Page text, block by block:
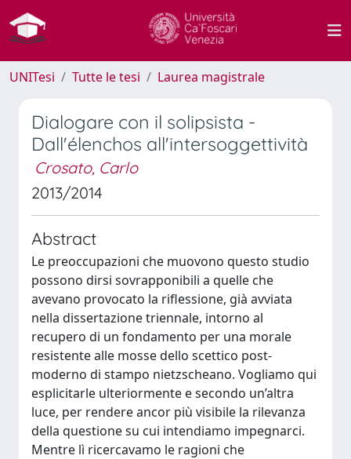
UNITesi Tutte le tesi Laurea magistrale
Dialogare con il solipsista -
Dall'élenchos all'intersoggettività
Crosato, Carlo
2013/2014
Abstract
Le preoccupazioni che muovono questo studio
possono dirsi sovrapponibili a quelle che
avevano provocato la riflessione, già avviata
nella dissertazione triennale, intorno al
recupero di un fondamento per una morale
resistente alle mosse dello scettico post-
moderno di stampo nietzscheano. Vogliamo qui
esplicitarle ulteriormente e secondo un’altra
luce, per rendere ancor più visibile la rilevanza
della questione su cui intendiamo impegnarci.
Mentre lì ricercavamo le ragioni che